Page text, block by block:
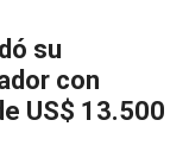
su
con
US$ 13.500